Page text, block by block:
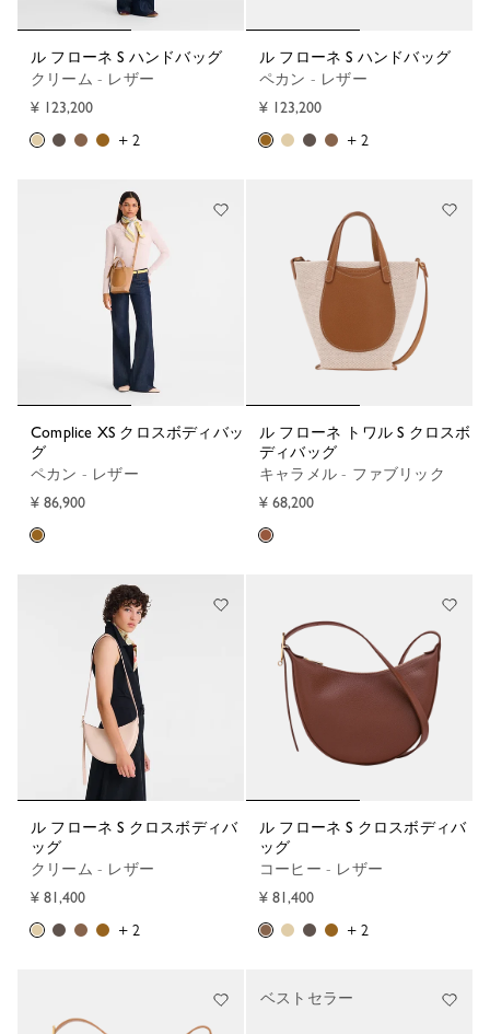
ル フローネ S ハンドバッグ
クリーム - レザー
¥ 123,200
+ 2
ル フローネ S ハンドバッグ
ペカン - レザー
¥ 123,200
+ 2
Complice XS クロスボディバッ
グ
ペカン - レザー
¥ 86,900
ル フローネ トワル S クロスボ
ディバッグ
キャラメル - ファブリック
¥ 68,200
ル フローネ S クロスボディバ
ッグ
クリーム - レザー
¥ 81,400
+ 2
ル フローネ S クロスボディバ
ッグ
コーヒー - レザー
¥ 81,400
+ 2
ベストセラー